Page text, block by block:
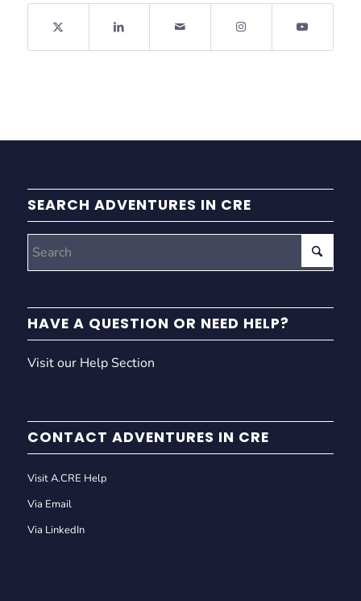
SEARCH ADVENTURES IN CRE
HAVE A QUESTION OR NEED HELP?
Visit our Help Section
CONTACT ADVENTURES IN CRE
Visit A.CRE Help
Via Email
Via LinkedIn